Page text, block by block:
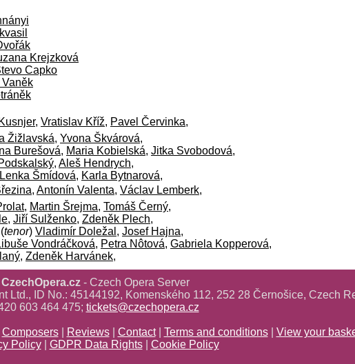
Krejzková
Capko
Vaněk
, Vratislav Kříž, Pavel Červinka,
Žižlavská, Yvona Škvárová,
Burešová, Maria Kobielská, Jitka Svobodová,
, Aleš Hendrych,
Lenka Šmídová, Karla Bytnarová,
, Antonín Valenta, Václav Lemberk,
, Martin Šrejma, Tomáš Černý,
, Jiří Sulženko, Zdeněk Plech,
(tenor) Vladimír Doležal , Josef Hajna,
Vondráčková, Petra Nôtová, Gabriela Kopperová,
, Zdeněk Harvánek,
CzechOpera.cz- Czech Opera Server
Ltd., ID No.: 45144192, Komenského 112, 252 28 Černošice, Czech
603 464 475; tickets@czechopera.cz
Composers| Reviews| Contact| Terms and conditions| View your
Policy| GDPR Data Rights| Cookie Policy